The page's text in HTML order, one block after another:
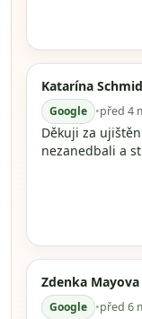
Katarína
Google •před 4
Děkuji za
nezanedbali a
Zdenka Mayova
Google •před 6